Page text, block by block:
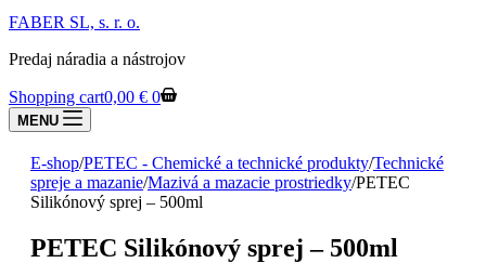
FABER SL, s. r. o.
Predaj náradia a nástrojov
Shopping cart0,00 € 0
MENU
E-shop/PETEC - Chemické a technické produkty/Technické
spreje a mazanie/Mazivá a mazacie prostriedky/PETEC
Silikónový sprej – 500ml
PETEC Silikónový sprej – 500ml